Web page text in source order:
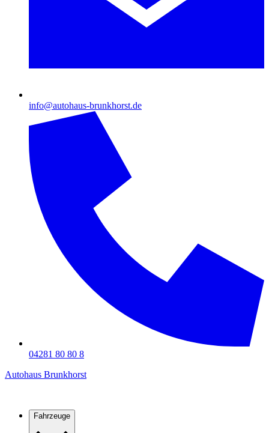
info@autohaus-brunkhorst.de
04281 80 80 8
Autohaus Brunkhorst
Fahrzeuge